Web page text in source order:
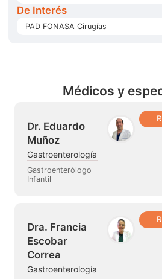
De Interés
PAD FONASA Cirugías
Médicos y
Dr. Eduardo
Muñoz
Gastroenterología
Gastroenterólogo
Infantil
Dra. Francia
Escobar
Correa
Gastroenterología